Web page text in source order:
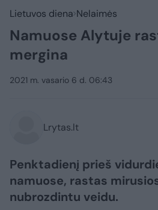
Lietuvos diena Nelaimės
Namuose Alytuje
mergina
2021 m. vasario 6 d. 06:43
Lrytas.lt
Penktadienį prieš
namuose, rastas
nubrozdintu veidu.